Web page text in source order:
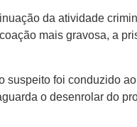
da atividade
mais gravosa, a
suspeito foi conduzido
o desenrolar do